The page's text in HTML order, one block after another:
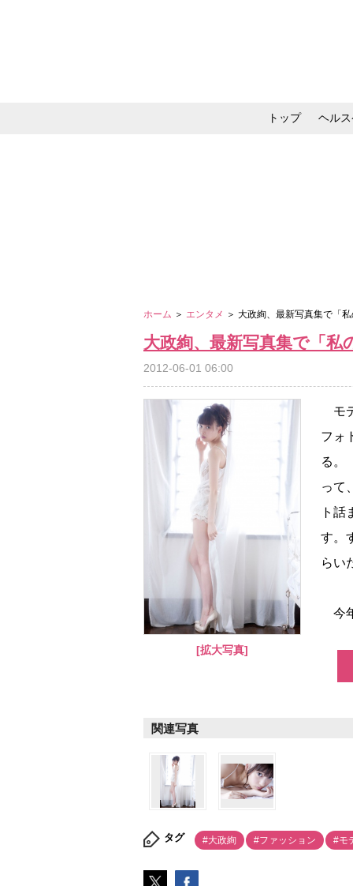
トップ ヘル
ホーム ＞ エンタメ ＞ 大政絢、最新写真集で「
大政絢、最新写真集で「私
2012-06-01 06:00
[拡大写真]
モ
フォ
る。
って
ト話
す。
らい
今
関連写真
タグ #大政絢 #ファッション #モ